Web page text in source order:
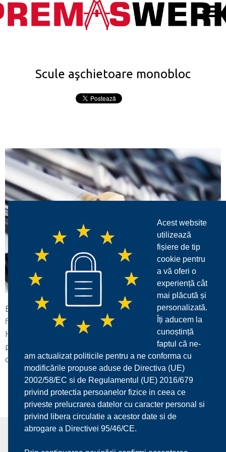
Acest website
utilizează
fișiere de tip
cookie pentru
a vă oferi o
experiență cât
mai plăcută și
personalizată.
Îți aducem la
cunoștință
faptul că ne-
am actualizat politicile pentru a ne conforma cu
modificările propuse aduse de Directiva (UE)
2002/58/EC si de Regulamentul (UE) 2016/679
privind protectia persoanelor fizice in ceea ce
priveste prelucrarea datelor cu caracter personal si
privind libera circulatie a acestor date si de
abrogare a Directivei 95/46/CE.
Scule aşchietoare monobloc
Burghie, teşitoare, lamatoare, broşe, alezoare, tarozi,
filiere, freze disc, freze cu alezaj, freze cilindro frontale
HSS, HSS-Co şi carbură, pânze pentru ferăstrău alternativ,
pânze pentru ferăstrău circular, scule pentru randalinat,
cuţite pentru strunjire ş.a.